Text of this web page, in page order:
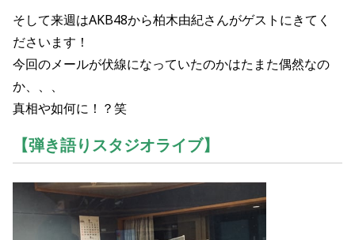
そして来週はAKB48から柏木由紀さんがゲストにきてく
ださいます！
今回のメールが伏線になっていたのかはたまた偶然なの
か、、、
真相や如何に！？笑
【弾き語りスタジオライブ】